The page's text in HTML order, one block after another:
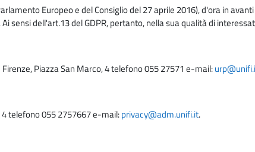
Europeo e del Consiglio del 27 aprile 2016), d'ora in
dell'art.13 del GDPR, pertanto, nella sua qualità di
Piazza San Marco, 4 telefono 055 27571 e-mail:
4 telefono 055 2757667 e-mail:privacy@adm.unifi.it.